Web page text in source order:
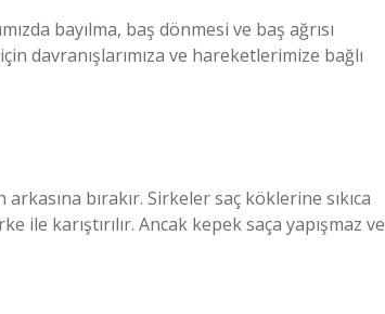
bayılma, baş dönmesi ve baş ağrısı
davranışlarımıza ve hareketlerimize bağlı
bırakır. Sirkeler saç köklerine sıkıca
ile karıştırılır. Ancak kepek saça yapışmaz ve